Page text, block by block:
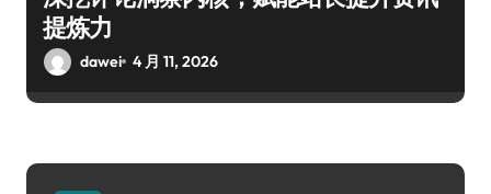
提炼力
dawei 4 月 11, 2026